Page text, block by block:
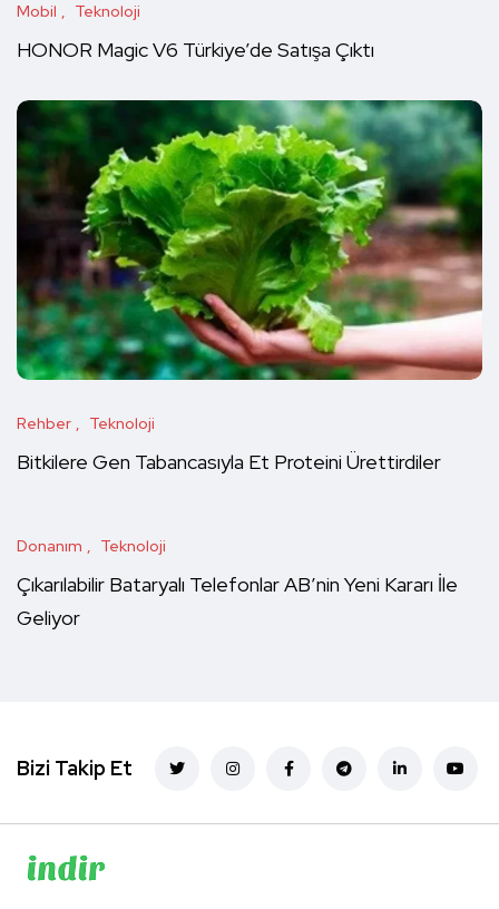
Mobil Teknoloji
HONOR Magic V6 Türkiye’de Satışa Çıktı
Rehber Teknoloji
Bitkilere Gen Tabancasıyla Et Proteini Ürettirdiler
Donanım Teknoloji
Çıkarılabilir Bataryalı Telefonlar AB’nin Yeni Kararı İle
Geliyor
Bizi Takip Et